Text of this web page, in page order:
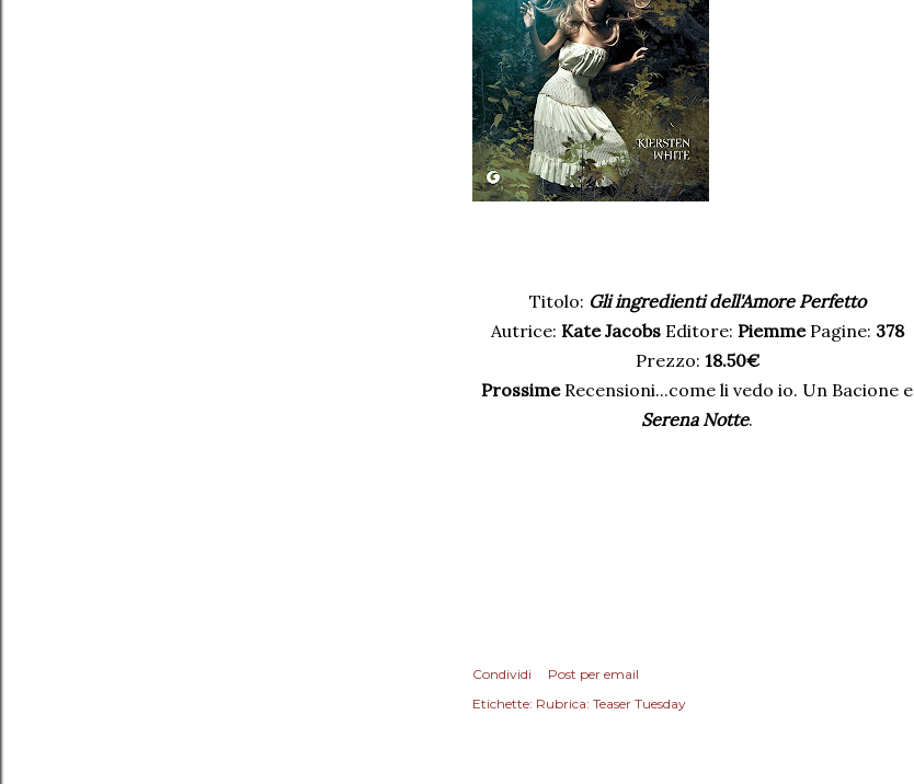
Titolo: Gli ingredienti dell'Amore Perfetto
Autrice: Kate Jacobs Editore: PiemmePagine: 378
Prezzo: 18.50€
ProssimeRecensioni...come li vedo io. Un Bacione e
Serena Notte.
Condividi
Post per email
Etichette: Rubrica: Teaser Tuesday